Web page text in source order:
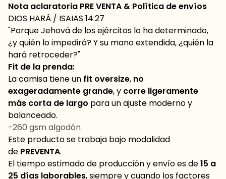
Nota aclaratoria PRE VENTA & Política de envíos
DIOS HARÁ / ISAIAS 14:27
"Porque Jehová de los ejércitos lo ha determinado,
¿y quién lo impedirá? Y su mano extendida, ¿quién la
hará retroceder?"
Fit de la prenda:
La camisa tiene un fit oversize, no
exageradamente grande, y corre ligeramente
más corta de largo para un ajuste moderno y
balanceado.
-260 gsm algodón
Este producto se trabaja bajo modalidad
de PREVENTA.
El tiempo estimado de producción y envío es de15 a
25 días laborables, siempre y cuando los factores